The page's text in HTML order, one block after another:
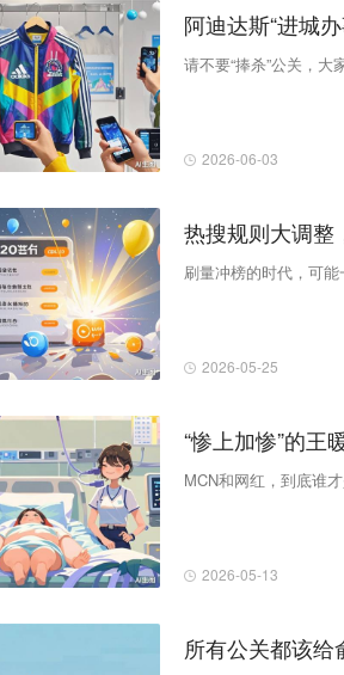
阿迪达斯“进城
请不要“捧杀”公关，大
2026-06-03
热搜规则大调整
刷量冲榜的时代，可能
2026-05-25
“惨上加惨”的王
MCN和网红，到底谁
2026-05-13
所有公关都该给